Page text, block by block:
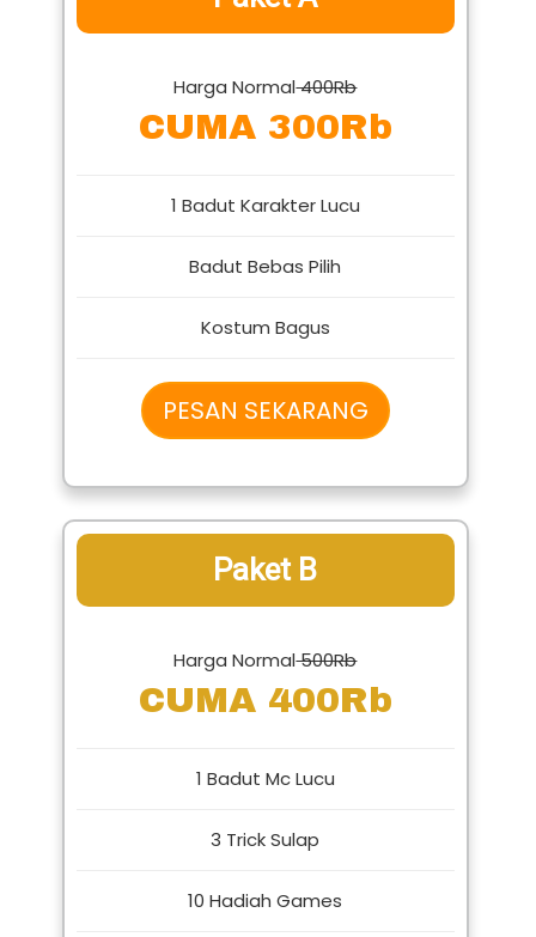
Harga Normal400Rb
CUMA 300Rb
1 Badut Karakter Lucu
Badut Bebas Pilih
Kostum Bagus
PESAN SEKARANG
Paket B
Harga Normal500Rb
CUMA 400Rb
1 Badut Mc Lucu
3 Trick Sulap
10 Hadiah Games